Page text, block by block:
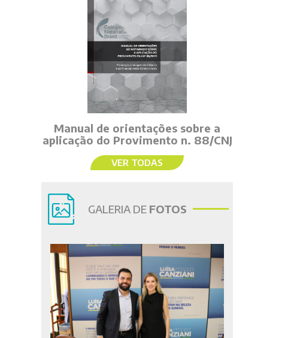
Manual de orientações sobre a
aplicação do Provimento n. 88/CNJ
VER TODAS
GALERIA DE FOTOS